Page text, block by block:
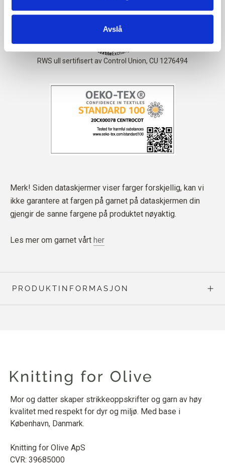
Avslå
Merk! Siden dataskjermer viser farger forskjellig, kan vi
ikke garantere at fargen på garnet på dataskjermen din
gjengir de sanne fargene på produktet nøyaktig.
Les mer om garnet vårt her
PRODUKTINFORMASJON
Mor og datter skaper strikkeoppskrifter og garn av høy
kvalitet med respekt for dyr og miljø. Med base i
København, Danmark.
Knitting for Olive ApS
CVR: 39685000